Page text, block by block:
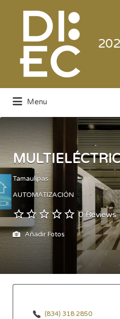
Electrónica de
Buscar
Menu
Tamaulipas
AUTOMATIZACIÓN
0 Reviews
Añadir Fotos
(834) 318 2850